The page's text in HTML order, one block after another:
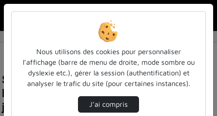
Statistiques de visualisation de la vidéo
Muséographie et scénographie de l'écrit.
journée d'étude - table ronde n°1
Nous utilisons des cookies pour personnaliser
l’affichage (barre de menu de droite, mode sombre ou
dyslexie etc.), gérer la session (authentification) et
analyser le trafic du site (pour certaines instances).
J’ai compris